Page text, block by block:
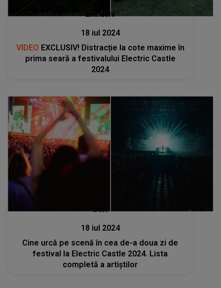
Exclusiv
18 iul 2024
VIDEO EXCLUSIV! Distracție la cote maxime în
prima seară a festivalului Electric Castle
2024
Stiri
18 iul 2024
Cine urcă pe scenă în cea de-a doua zi de
festival la Electric Castle 2024. Lista
completă a artiștilor